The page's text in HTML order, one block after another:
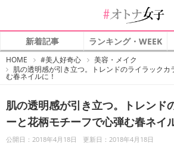
新着記事 ランキング・WEEK
HOME
オ
ト
ナ
#美人好奇心
美容・メイク
肌の透明感が引き立つ。トレンドのライラック
む春ネイルに！
肌の透明感が引き立つ。トレンド
ーと花柄モチーフで心弾む春ネイ
公開日：2018年4月18日 更新日：2018年4月18日